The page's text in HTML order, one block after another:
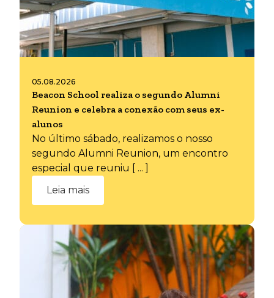
05.08.2026
Beacon School realiza o segundo Alumni
Reunion e celebra a conexão com seus ex-
alunos
No último sábado, realizamos o nosso
segundo Alumni Reunion, um encontro
especial que reuniu [ ... ]
Leia mais